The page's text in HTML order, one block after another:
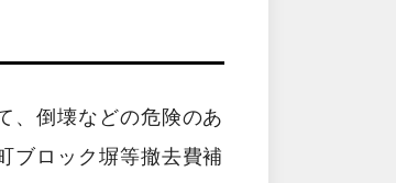
、倒壊などの危険のあ
ブロック塀等撤去費補